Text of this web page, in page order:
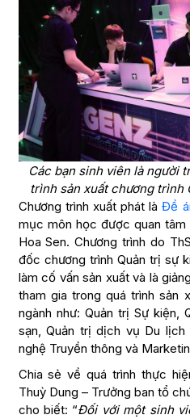
Các bạn sinh viên là người
trình sản xuất chương trình
Chương trình xuất phát làĐề
mục môn học được quan
Hoa Sen. Chương trình do
đốc chương trình Quản trị sự
làm cố vấn sản xuất và là
tham gia trong quá trình sản
ngành như: Quản trị Sự kiện,
sạn, Quản trị dịch vụ Du lịch
nghệ Truyền thông và
Chia sẻ về quá trình thực
Thuỳ Dung – Trưởng ban tổ
cho biết: “Đối với một sinh